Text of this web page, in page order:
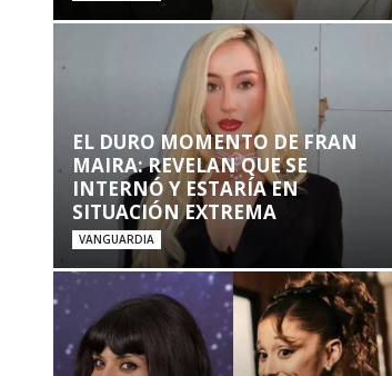
EL DURO MOMENTO DE FRAN
MAIRA: REVELAN QUE SE
INTERNÓ Y ESTARÍA EN
SITUACIÓN EXTREMA
VANGUARDIA